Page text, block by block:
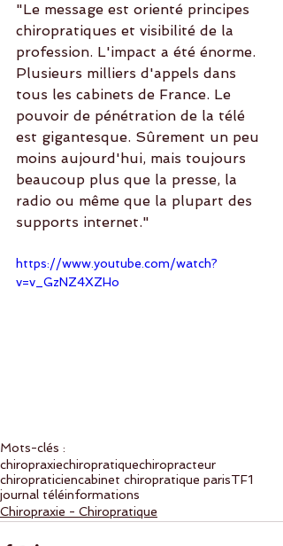
"Le message est orienté principes
chiropratiques et visibilité de la
profession. L'impact a été énorme.
Plusieurs milliers d'appels dans
tous les cabinets de France. Le
pouvoir de pénétration de la télé
est gigantesque. Sûrement un peu
moins aujourd'hui, mais toujours
beaucoup plus que la presse, la
radio ou même que la plupart des
supports internet."
https://www.youtube.com/watch?
v=v_GzNZ4XZHo
Mots-clés :
chiropraxiechiropratiquechiropracteur
chiropraticiencabinet chiropratique parisTF1
journal téléinformations
Chiropraxie - Chiropratique